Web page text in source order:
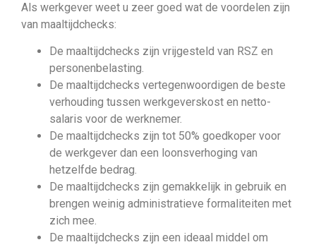
Als werkgever weet u zeer goed wat de voordelen zijn
van maaltijdchecks:
De maaltijdchecks zijn vrijgesteld van RSZ en
personenbelasting.
De maaltijdchecks vertegenwoordigen de beste
verhouding tussen werkgeverskost en netto-
salaris voor de werknemer.
De maaltijdchecks zijn tot 50% goedkoper voor
de werkgever dan een loonsverhoging van
hetzelfde bedrag.
De maaltijdchecks zijn gemakkelijk in gebruik en
brengen weinig administratieve formaliteiten met
zich mee.
De maaltijdchecks zijn een ideaal middel om